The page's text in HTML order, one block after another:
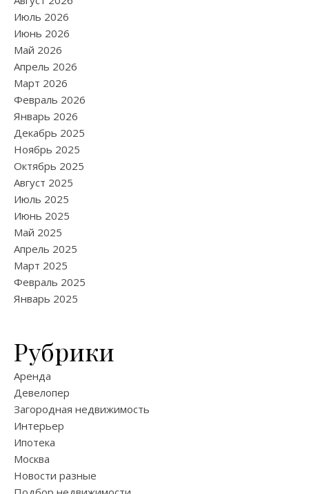
Июль 2026
Июнь 2026
Май 2026
Апрель 2026
Март 2026
Февраль 2026
Январь 2026
Декабрь 2025
Ноябрь 2025
Октябрь 2025
Август 2025
Июль 2025
Июнь 2025
Май 2025
Апрель 2025
Март 2025
Февраль 2025
Январь 2025
Рубрики
Аренда
Девелопер
Загородная недвижимость
Интерьер
Ипотека
Москва
Новости разные